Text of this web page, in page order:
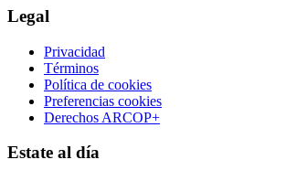
Legal
Privacidad
Términos
Política de cookies
Preferencias cookies
Derechos ARCOP+
Estate al día